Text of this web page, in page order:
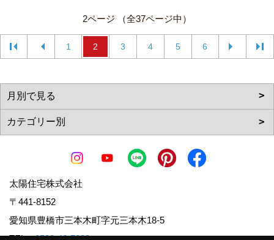
2ページ （全37ページ中）
1 2 3 4 5 6
太陽住宅株式会社
〒441-8152
愛知県豊橋市三本木町字元三本木18-5